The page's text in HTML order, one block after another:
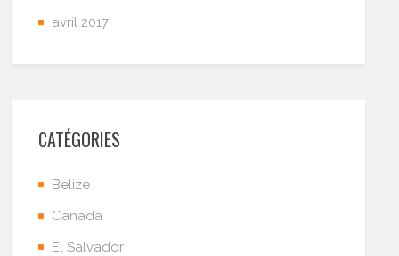
avril 2017
CATÉGORIES
Belize
Canada
El Salvador